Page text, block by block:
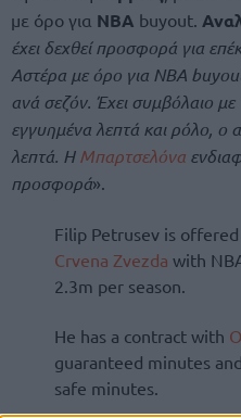
με όρο για NBA buyout.
έχει δεχθεί προσφορά για
Αστέρα με όρο για NBA
ανά σεζόν. Έχει συμβόλαιο με
εγγυημένα λεπτά και ρόλο, ο
λεπτά. ΗΜπαρτσελόνα
προσφορά».
Filip Petrusev is
Crvena Zvezda with
2.3m per season.
He has a contract with
guaranteed minutes
safe minutes.